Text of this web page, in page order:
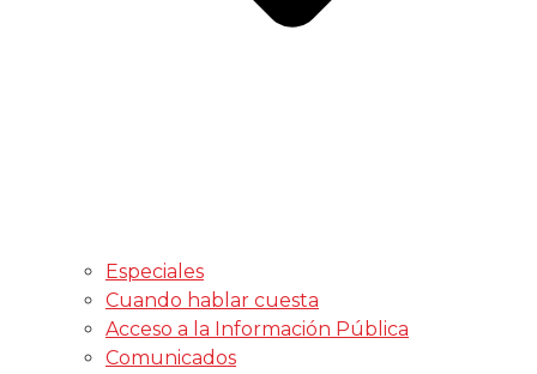
Especiales
Cuando hablar cuesta
Acceso a la Información Pública
Comunicados